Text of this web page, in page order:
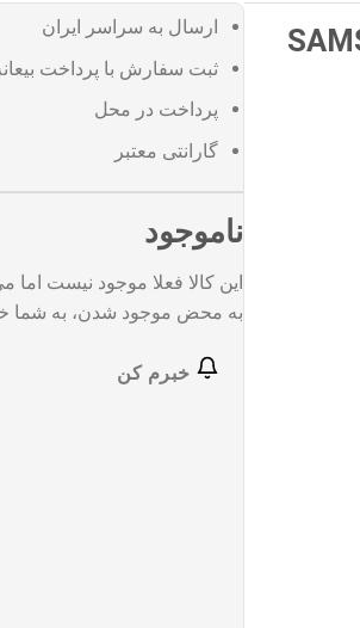
ارسال به سراسر ایران
ثبت سفارش با پرداخت
پرداخت در محل
گارانتی معتبر
ناموجود
این کالا فعلا موجود نیست اما
به محض موجود شدن، به شما